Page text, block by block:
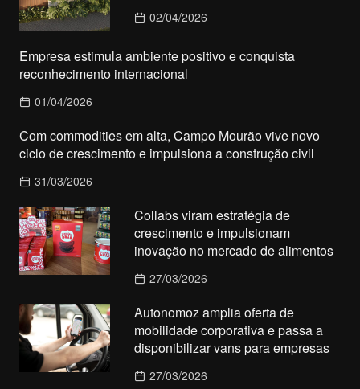
02/04/2026
Empresa estimula ambiente positivo e conquista
reconhecimento internacional
01/04/2026
Com commodities em alta, Campo Mourão vive novo
ciclo de crescimento e impulsiona a construção civil
31/03/2026
Collabs viram estratégia de
crescimento e impulsionam
inovação no mercado de alimentos
27/03/2026
Autonomoz amplia oferta de
mobilidade corporativa e passa a
disponibilizar vans para empresas
27/03/2026